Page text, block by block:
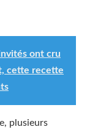
ont cru
cette recette
plusieurs